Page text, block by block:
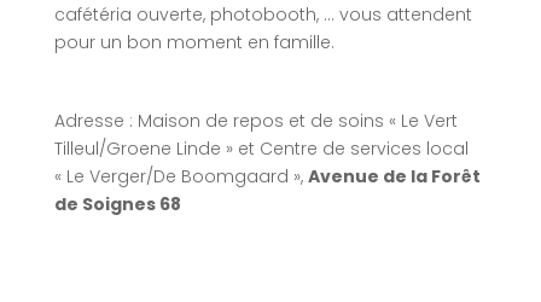
cafétéria ouverte, photobooth, … vous attendent
pour un bon moment en famille.
Adresse : Maison de repos et de soins « Le Vert
Tilleul/Groene Linde » et Centre de services local
« Le Verger/De Boomgaard », Avenue de la Forêt
de Soignes 68